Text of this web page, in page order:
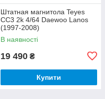
Штатная магнитола Teyes
CC3 2k 4/64 Daewoo Lanos
(1997-2008)
В наявності
19 490 ₴
Купити